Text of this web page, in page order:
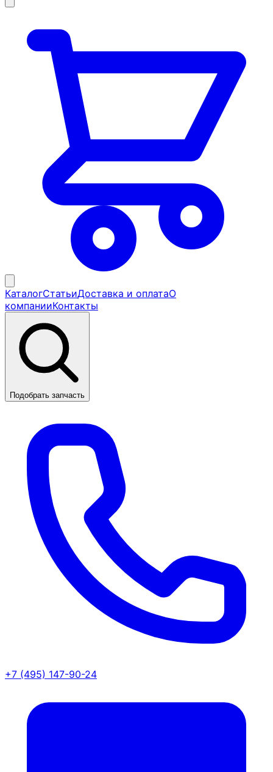
КаталогСтатьиДоставка и оплатаО
компанииКонтакты
Подобрать запчасть
+7 (495) 147-90-24